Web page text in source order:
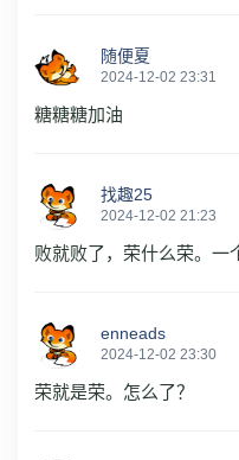
随便夏
2024-12-02 23:31
糖糖糖加油
找趣25
2024-12-02 21:23
败就败了，荣什么荣。一
enneads
2024-12-02 23:30
荣就是荣。怎么了？